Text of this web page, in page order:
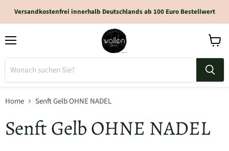
Versandkostenfrei innerhalb Deutschlands ab 100 Euro Bestellwert
Home Senft Gelb OHNE NADEL
Senft Gelb OHNE NADEL